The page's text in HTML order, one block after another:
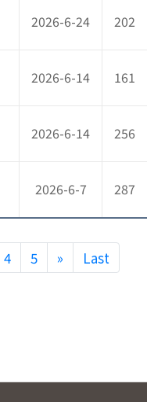
2026-6-24 202
2026-6-14 161
2026-6-14 256
2026-6-7 287
4 5 » NextLast